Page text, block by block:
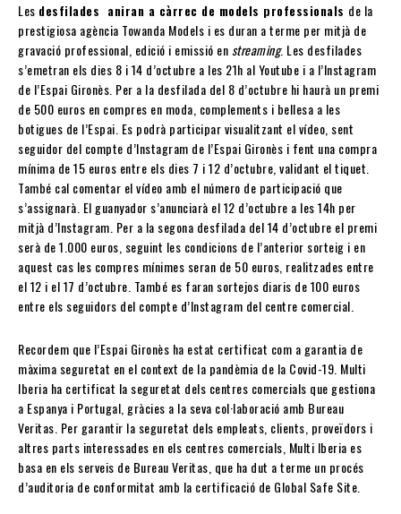
Les desfilades aniran a càrrec de models professionals de la
prestigiosa agència Towanda Models i es duran a terme per mitjà de
gravació professional, edició i emissió enstreaming. Les desfilades
s’emetran els dies 8 i 14 d’octubre a les 21h al Youtube i a l’Instagram
de l’Espai Gironès. Per a la desfilada del 8 d’octubre hi haurà un premi
de 500 euros en compres en moda, complements i bellesa a les
botigues de l’Espai. Es podrà participar visualitzant el vídeo, sent
seguidor del compte d’Instagram de l’Espai Gironès i fent una compra
mínima de 15 euros entre els dies 7 i 12 d’octubre, validant el tiquet.
També cal comentar el vídeo amb el número de participació que
s’assignarà. El guanyador s’anunciarà el 12 d’octubre a les 14h per
mitjà d’Instagram. Per a la segona desfilada del 14 d’octubre el premi
serà de 1.000 euros, seguint les condicions de l’anterior sorteig i en
aquest cas les compres mínimes seran de 50 euros, realitzades entre
el 12 i el 17 d’octubre. També es faran sortejos diaris de 100 euros
entre els seguidors del compte d’Instagram del centre comercial.
Recordem que l’Espai Gironès ha estat certificat com a garantia de
màxima seguretat en el context de la pandèmia de la Covid-19. Multi
Iberia ha certificat la seguretat dels centres comercials que gestiona
a Espanya i Portugal, gràcies a la seva col·laboració amb Bureau
Veritas. Per garantir la seguretat dels empleats, clients, proveïdors i
altres parts interessades en els centres comercials, Multi Iberia es
basa en els serveis de Bureau Veritas, que ha dut a terme un procés
d’auditoria de conformitat amb la certificació de Global Safe Site.